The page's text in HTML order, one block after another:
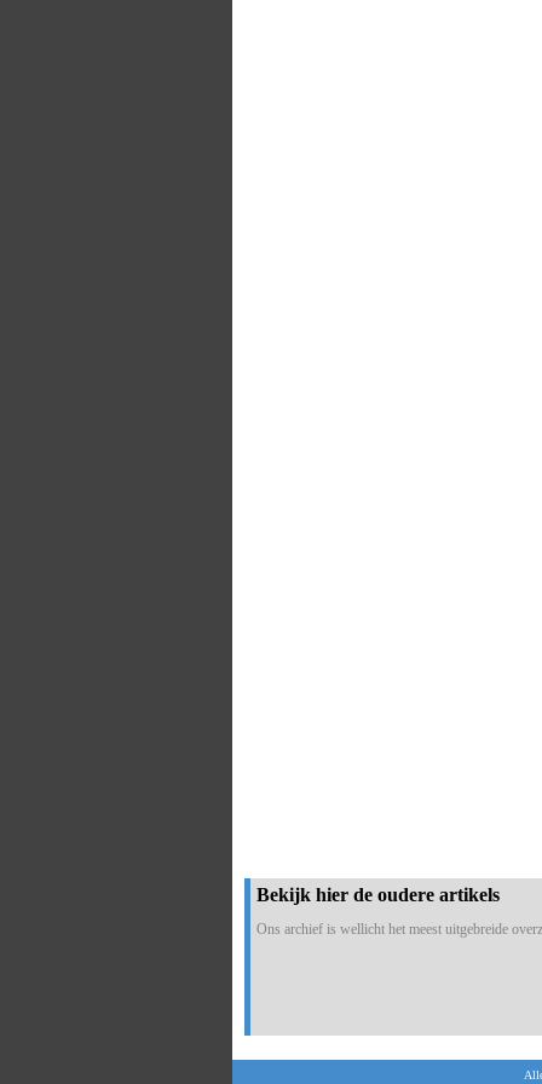
Bekijk hier de oudere artikels
Ons archief is wellicht het meest uitgebreide